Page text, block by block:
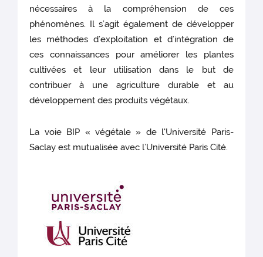
nécessaires à la compréhension de ces
phénomènes. Il s’agit également de développer
les méthodes d’exploitation et d’intégration de
ces connaissances pour améliorer les plantes
cultivées et leur utilisation dans le but de
contribuer à une agriculture durable et au
développement des produits végétaux.
La voie BIP « végétale » de l'Université Paris-
Saclay est mutualisée avec l’Université Paris Cité.